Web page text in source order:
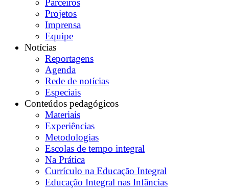
Projetos
Imprensa
Equipe
Notícias
Reportagens
Agenda
Rede de notícias
Especiais
Conteúdos pedagógicos
Materiais
Experiências
Metodologias
Escolas de tempo integral
Na Prática
Currículo na Educação Integral
Educação Integral nas Infâncias